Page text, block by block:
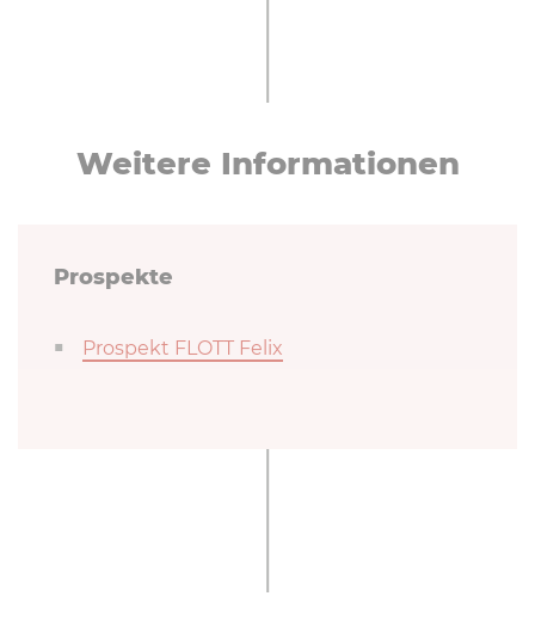
Weitere In­for­ma­tio­nen
Prospekte
Prospekt FLOTT Felix